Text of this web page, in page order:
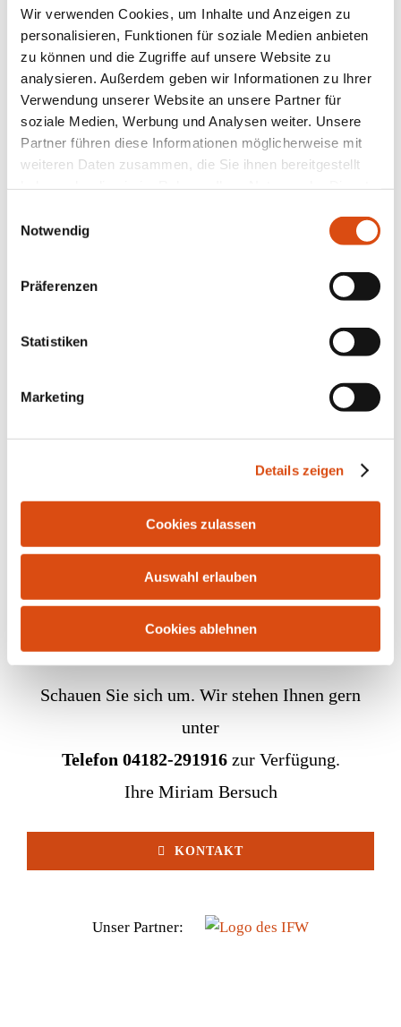
Wir verwenden Cookies, um Inhalte und Anzeigen zu
personalisieren, Funktionen für soziale Medien anbieten
zu können und die Zugriffe auf unsere Website zu
analysieren. Außerdem geben wir Informationen zu Ihrer
Verwendung unserer Website an unsere Partner für
soziale Medien, Werbung und Analysen weiter. Unsere
Partner führen diese Informationen möglicherweise mit
weiteren Daten zusammen, die Sie ihnen bereitgestellt
Notwendig
Präferenzen
Statistiken
Marketing
Details zeigen
Cookies zulassen
Auswahl erlauben
Cookies ablehnen
Bahnhofstr. 10 | 21255 Tostedt | Tel.: 04182-291916 |
Kontakt Impressum Datenschutz Widerrufsrecht
Schauen Sie sich um. Wir stehen Ihnen gern
unter
Telefon 04182-291916zur Verfügung.
Ihre Miriam Bersuch
KONTAKT
Unser Partner: